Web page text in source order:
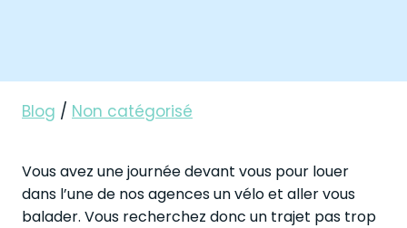
Blog / Non catégorisé
Vous avez une journée devant vous pour louer
dans l’une de nos agences un vélo et aller vous
balader. Vous recherchez donc un trajet pas trop